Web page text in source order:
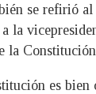
se refirió
la
la
es